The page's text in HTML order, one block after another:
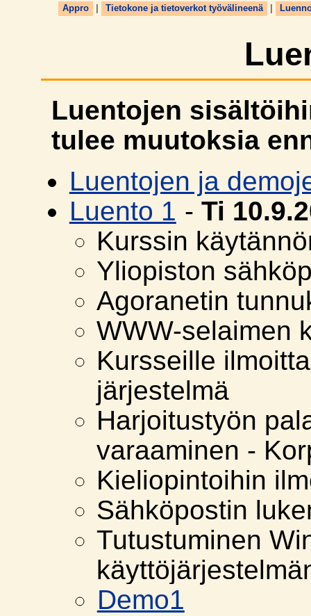
Appro Tietokone ja tietoverkot työvälineenä
Luentojen
tulee muutoksia
Luentojen ja
Luento 1 - Ti
Kurssin
Yliopiston
Agoranetin
WWW-selaimen
Kursseille
järjestelmä
Harjoitustyön
varaaminen -
Kieliopintoihin
Sähköpostin
Tutustuminen
Demo1